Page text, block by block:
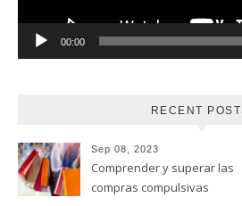
00:00
RECENT
Sep 08, 2023
Comprender y superar las
compras compulsivas